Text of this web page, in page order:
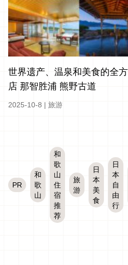
世界遗产、温泉和美食的全
店 那智胜浦 熊野古道
2025-10-8 | 旅游
PR
和
歌
山
和
歌
山
住
宿
推
荐
旅
游
日
本
美
食
日
本
自
由
行